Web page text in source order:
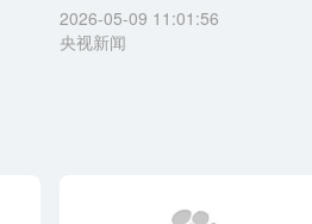
2026-05-09 11:01:56
央视新闻